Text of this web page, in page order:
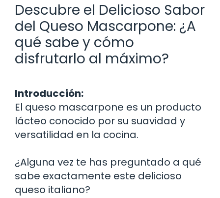
Descubre el Delicioso Sabor
del Queso Mascarpone: ¿A
qué sabe y cómo
disfrutarlo al máximo?
Introducción:
El queso mascarpone es un producto
lácteo conocido por su suavidad y
versatilidad en la cocina.
¿Alguna vez te has preguntado a qué
sabe exactamente este delicioso
queso italiano?